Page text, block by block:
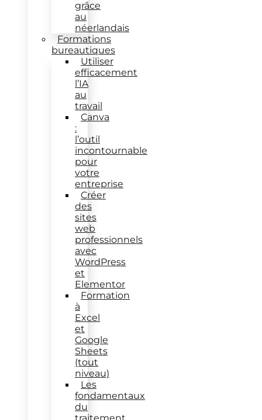
grâce
au
néerlandais
Formations
bureautiques
Utiliser
efficacement
l’IA
au
travail
Canva
:
l’outil
incontournable
pour
votre
entreprise
Créer
des
sites
web
professionnels
avec
WordPress
et
Elementor
Formation
à
Excel
et
Google
Sheets
(tout
niveau)
Les
fondamentaux
du